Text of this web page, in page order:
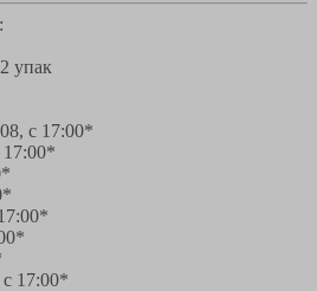
упак
с 17:00*
17:00*
с 17:00*